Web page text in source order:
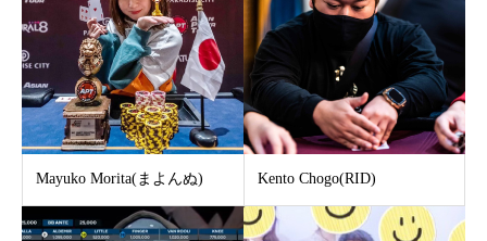
Mayuko Morita(まよんぬ) Kento Chogo(RID)